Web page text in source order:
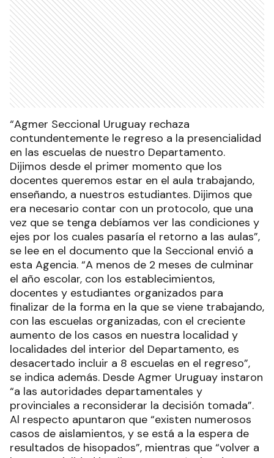
“Agmer Seccional Uruguay rechaza
contundentemente le regreso a la presencialidad
en las escuelas de nuestro Departamento.
Dijimos desde el primer momento que los
docentes queremos estar en el aula trabajando,
enseñando, a nuestros estudiantes. Dijimos que
era necesario contar con un protocolo, que una
vez que se tenga debíamos ver las condiciones y
ejes por los cuales pasaría el retorno a las aulas”,
se lee en el documento que la Seccional envió a
esta Agencia. “A menos de 2 meses de culminar
el año escolar, con los establecimientos,
docentes y estudiantes organizados para
finalizar de la forma en la que se viene trabajando,
con las escuelas organizadas, con el creciente
aumento de los casos en nuestra localidad y
localidades del interior del Departamento, es
desacertado incluir a 8 escuelas en el regreso”,
se indica además. Desde Agmer Uruguay instaron
“a las autoridades departamentales y
provinciales a reconsiderar la decisión tomada”.
Al respecto apuntaron que “existen numerosos
casos de aislamientos, y se está a la espera de
resultados de hisopados”, mientras que “volver a